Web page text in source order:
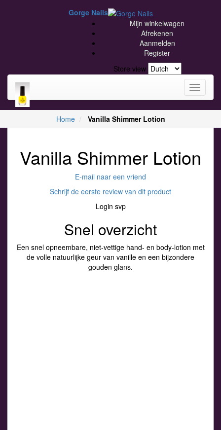
Gorge Nails
Mijn winkelwagen
Afrekenen
Aanmelden
Register
Store view
Toggle
Home Vanilla Shimmer Lotion
Vanilla Shimmer Lotion
E-mail naar een vriend
Schrijf de eerste review van dit product
Login svp
Snel overzicht
Een snel opneembare, niet-vettige hand- en body-lotion met
de volle natuurlijke geur van vanille en een bijzondere
gouden glans.